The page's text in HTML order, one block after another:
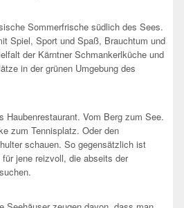
Sommerfrische südlich des Sees.
Spiel, Sport und Spaß, Brauchtum und
der Kärntner Schmankerlküche und
in der grünen Umgebung des
Haubenrestaurant. Vom Berg zum See.
zum Tennisplatz. Oder den
schauen. So gegensätzlich ist
jene reizvoll, die abseits der